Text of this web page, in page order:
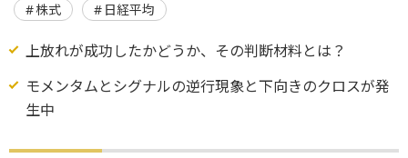
株式 日経平均
上放れが成功したかどうか、その判断材料とは？
モメンタムとシグナルの逆行現象と下向きのクロスが発
生中